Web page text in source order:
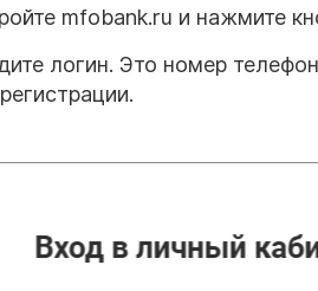
mfobank.ru и нажмите
логин. Это номер